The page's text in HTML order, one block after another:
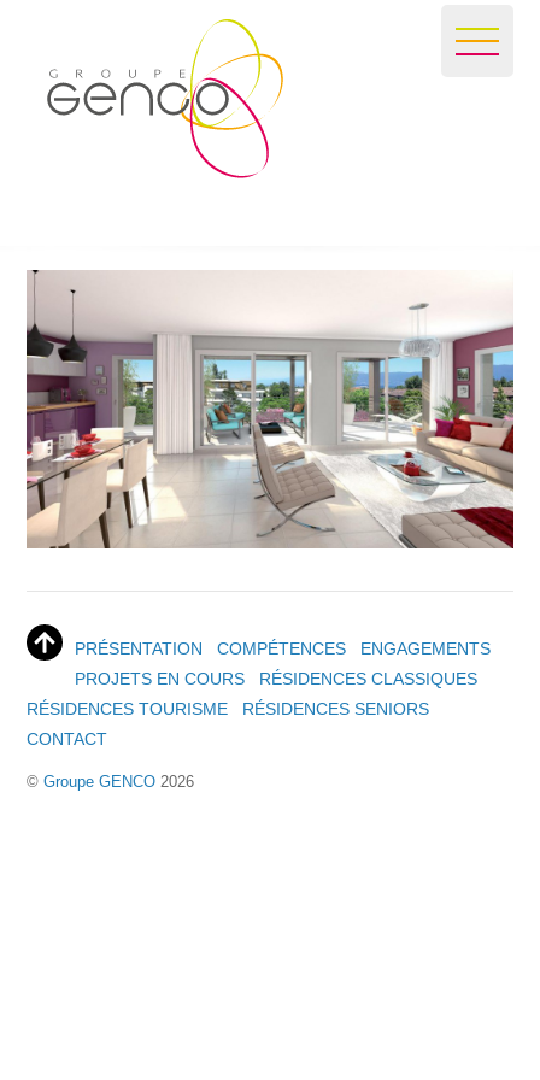
PRÉSENTATION COMPÉTENCES
ENGAGEMENTS
PROJETS EN COURS
RÉSIDENCES CLASSIQUES
RÉSIDENCES TOURISME
RÉSIDENCES SENIORS
CONTACT
©Groupe GENCO 2026